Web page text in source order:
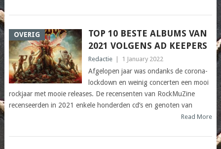
OVERIG
TOP 10 BESTE ALBUMS VAN
2021 VOLGENS AD KEEPERS
Redactie 1 January 2022
Afgelopen jaar was ondanks de corona-
lockdown en weinig concerten een mooi
rockjaar met mooie releases. De recensenten van RockMuZine
recenseerden in 2021 enkele honderden cd’s en genoten van
Read More